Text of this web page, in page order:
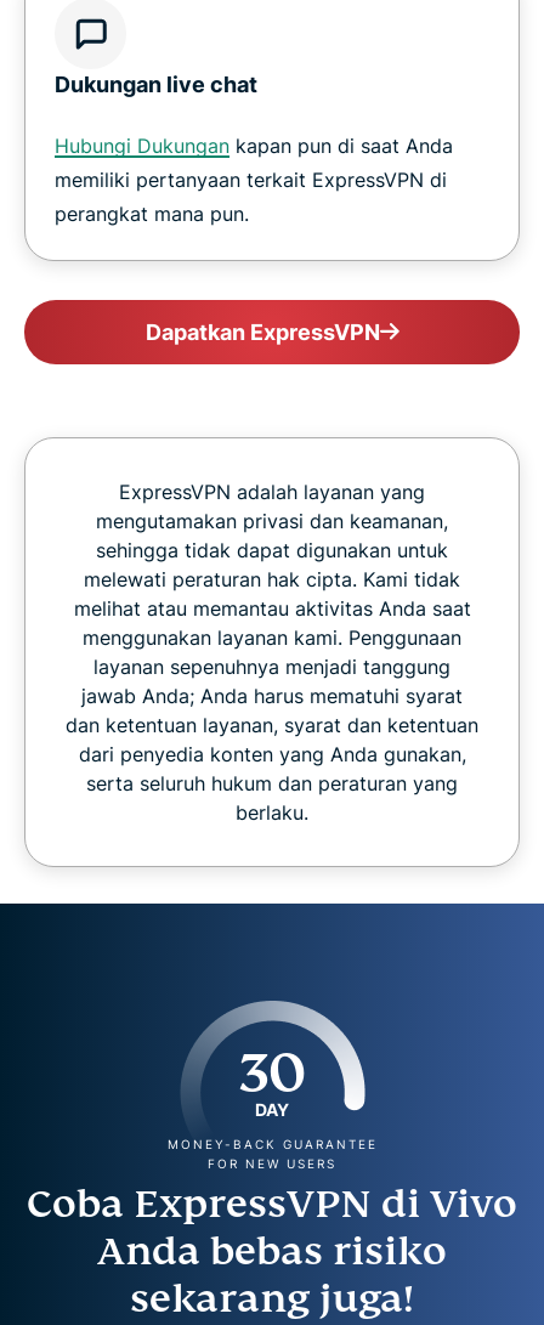
Dukungan live chat
Hubungi Dukungan kapan pun di saat Anda
memiliki pertanyaan terkait ExpressVPN di
perangkat mana pun.
Dapatkan ExpressVPN
ExpressVPN adalah layanan yang
mengutamakan privasi dan keamanan,
sehingga tidak dapat digunakan untuk
melewati peraturan hak cipta. Kami tidak
melihat atau memantau aktivitas Anda saat
menggunakan layanan kami. Penggunaan
layanan sepenuhnya menjadi tanggung
jawab Anda; Anda harus mematuhi syarat
dan ketentuan layanan, syarat dan ketentuan
dari penyedia konten yang Anda gunakan,
serta seluruh hukum dan peraturan yang
berlaku.
30
DAY
MONEY-BACK GUARANTEE
FOR NEW USERS
Coba ExpressVPN di Vivo
Anda bebas risiko
sekarang juga!